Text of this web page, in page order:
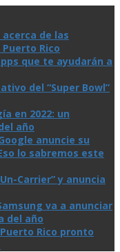
de las
Rico
que te ayudarán a
del “Super Bowl”
en 2022: un
año
anuncie su
lo sabremos este
Carrier” y anuncia
va a anunciar
del año
Rico pronto